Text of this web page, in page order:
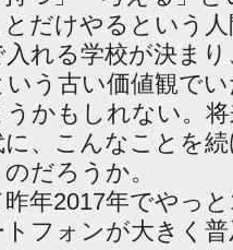
だけやるという
れる学校が決ま
う古い価値観で
かもしれない。
、こんなことを
だろうか。
年2017年でやっ
フォンが大きく